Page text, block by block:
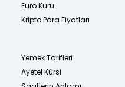
Euro Kuru
Kripto Para Fiyatları
Yemek Tarifleri
Ayetel Kürsi